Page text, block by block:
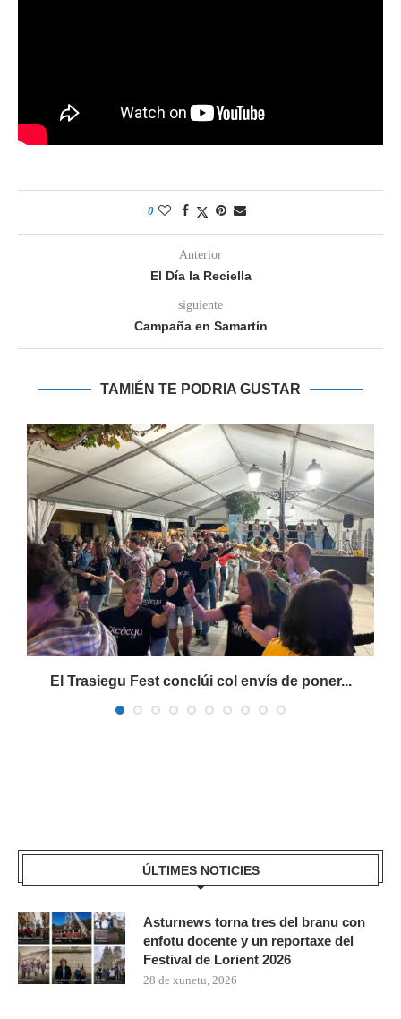
0
Anterior
El Día la Reciella
siguiente
Campaña en Samartín
TAMIÉN TE PODRIA GUSTAR
El Trasiegu Fest conclúi col envís de poner...
ÚLTIMES NOTICIES
Asturnews torna tres del branu con
enfotu docente y un reportaxe del
Festival de Lorient 2026
28 de xunetu, 2026